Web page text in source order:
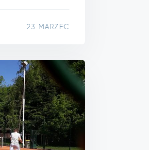
23 MARZEC